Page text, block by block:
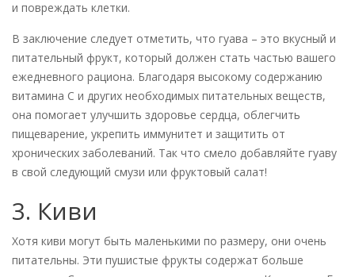
и повреждать клетки.
В заключение следует отметить, что гуава – это вкусный и
питательный фрукт, который должен стать частью вашего
ежедневного рациона. Благодаря высокому содержанию
витамина С и других необходимых питательных веществ,
она помогает улучшить здоровье сердца, облегчить
пищеварение, укрепить иммунитет и защитить от
хронических заболеваний. Так что смело добавляйте гуаву
в свой следующий смузи или фруктовый салат!
3. Киви
Хотя киви могут быть маленькими по размеру, они очень
питательны. Эти пушистые фрукты содержат больше